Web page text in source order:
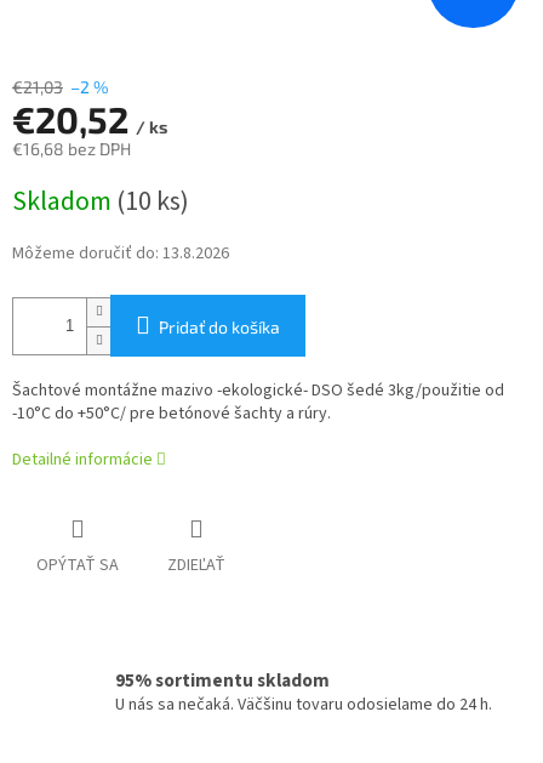
€21,03 –2 %
€20,52 / ks
€16,68 bez DPH
cena:
Skladom (10 ks)
Môžeme doručiť do: 13.8.2026
Pridať do košíka
Šachtové montážne mazivo -ekologické- DSO šedé 3kg/použitie od
-10°C do +50°C/ pre betónové šachty a rúry.
Detailné informácie
OPÝTAŤ SA ZDIEĽAŤ
95% sortimentu skladom
U nás sa nečaká. Väčšinu tovaru odosielame do 24 h.